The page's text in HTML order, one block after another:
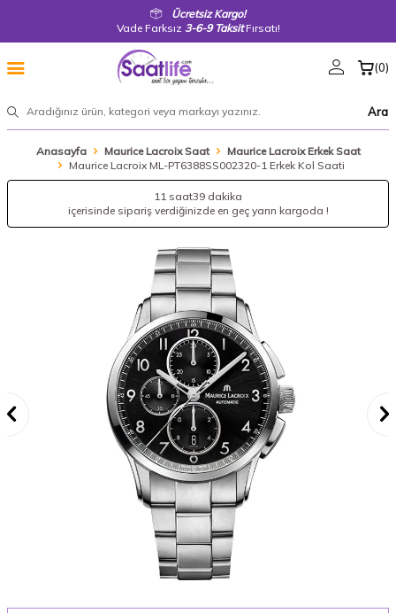
Ücretsiz Kargo!
Vade Farksız 3-6-9 TaksitFırsatı!
Ara
(0)
Anasayfa Maurice Lacroix Saat
Maurice Lacroix Erkek Saat
Maurice Lacroix ML-PT6388SS002320-1 Erkek Kol Saati
11 saat39 dakika
içerisinde sipariş verdiğinizde en geç yarın kargoda !